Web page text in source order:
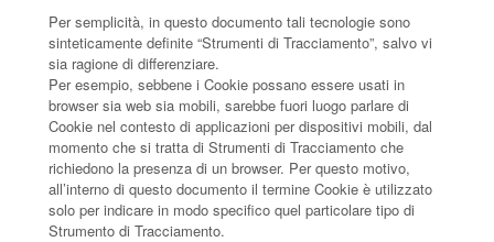
Per semplicità, in questo documento tali tecnologie sono
sinteticamente definite “Strumenti di Tracciamento”, salvo vi
sia ragione di differenziare.
Per esempio, sebbene i Cookie possano essere usati in
browser sia web sia mobili, sarebbe fuori luogo parlare di
Cookie nel contesto di applicazioni per dispositivi mobili, dal
momento che si tratta di Strumenti di Tracciamento che
richiedono la presenza di un browser. Per questo motivo,
all’interno di questo documento il termine Cookie è utilizzato
solo per indicare in modo specifico quel particolare tipo di
Strumento di Tracciamento.